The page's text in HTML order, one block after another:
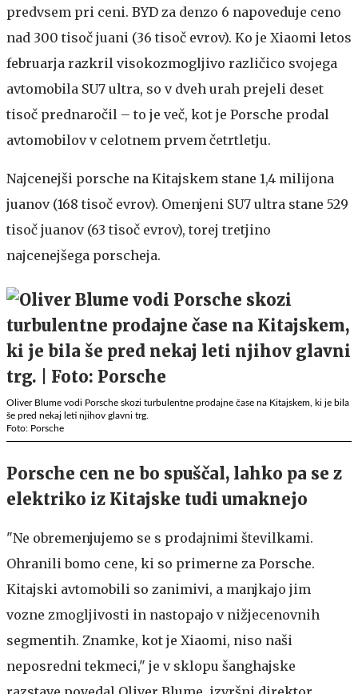
predvsem pri ceni. BYD za denzo 6 napoveduje ceno
nad 300 tisoč juani (36 tisoč evrov). Ko je Xiaomi letos
februarja razkril visokozmogljivo različico svojega
avtomobila SU7 ultra, so v dveh urah prejeli deset
tisoč prednaročil – to je več, kot je Porsche prodal
avtomobilov v celotnem prvem četrtletju.
Najcenejši porsche na Kitajskem stane 1,4 milijona
juanov (168 tisoč evrov). Omenjeni SU7 ultra stane 529
tisoč juanov (63 tisoč evrov), torej tretjino
najcenejšega porscheja.
Oliver Blume vodi Porsche skozi turbulentne prodajne čase na Kitajskem, ki je bila
še pred nekaj leti njihov glavni trg.
Foto: Porsche
Porsche cen ne bo spuščal, lahko pa se z
elektriko iz Kitajske tudi umaknejo
"Ne obremenjujemo se s prodajnimi številkami.
Ohranili bomo cene, ki so primerne za Porsche.
Kitajski avtomobili so zanimivi, a manjkajo jim
vozne zmogljivosti in nastopajo v nižjecenovnih
segmentih. Znamke, kot je Xiaomi, niso naši
neposredni tekmeci," je v sklopu šanghajske